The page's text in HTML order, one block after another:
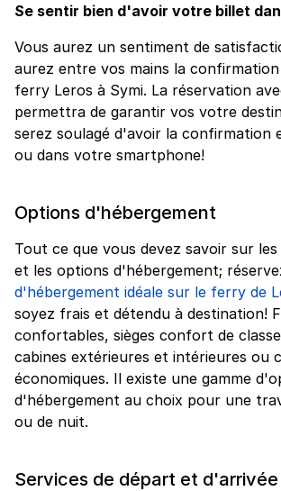
Se sentir bien d'avoir votre billet
Vous aurez un sentiment de
aurez entre vos mains la
ferry Leros à Symi. La réservation
permettra de garantir vos votre
serez soulagé d'avoir la confirmation
ou dans votre smartphone!
Options d'hébergement
Tout ce que vous devez savoir sur
et les options d'hébergement;
d'hébergement idéale sur le ferry de
soyez frais et détendu à destination!
confortables, sièges confort de
cabines extérieures et intérieures ou
économiques. Il existe une gamme
d'hébergement au choix pour une
ou de nuit.
Services de départ et d'arrivée